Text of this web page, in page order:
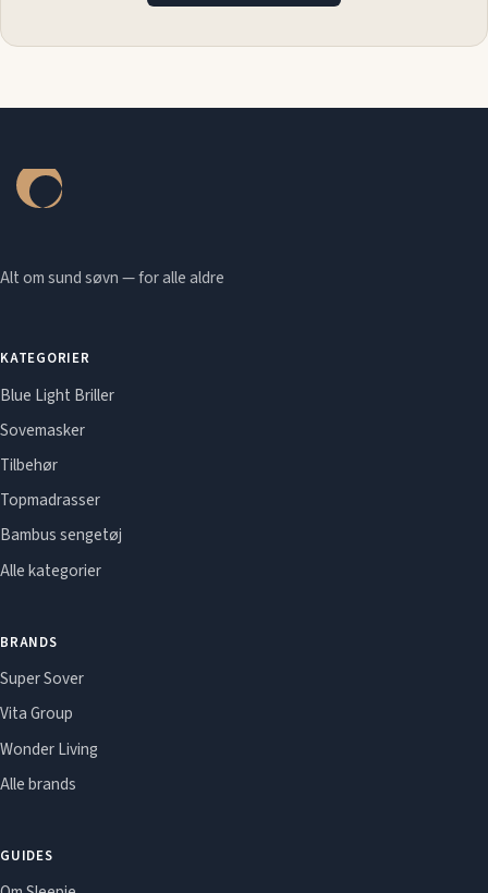
Alt om sund søvn — for alle aldre
KATEGORIER
Blue Light Briller
Sovemasker
Tilbehør
Topmadrasser
Bambus sengetøj
Alle kategorier
BRANDS
Super Sover
Vita Group
Wonder Living
Alle brands
GUIDES